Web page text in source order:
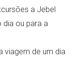
a Jebel
dia ou para a
viagem de um dia